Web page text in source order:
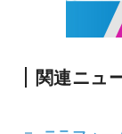
関連ニュ